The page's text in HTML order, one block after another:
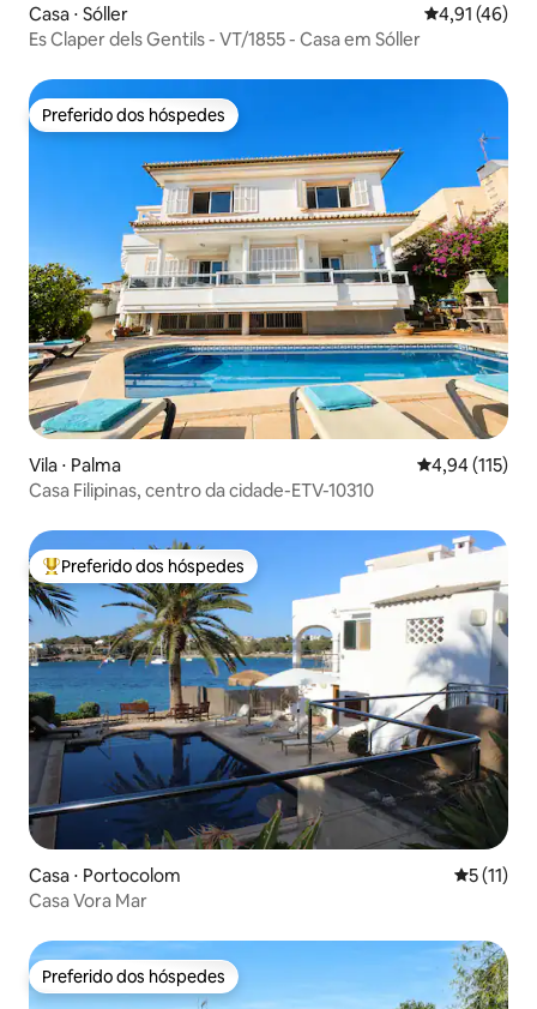
Casa ⋅ Sóller 4,91 de uma
4,91 (46)
Es Claper dels Gentils - VT/1855 - Casa em Sóller
Preferido dos hóspedes
Preferido dos hóspedes
Vila ⋅ Palma 4,94 de uma
4,94 (115)
Casa Filipinas, centro da cidade-ETV-10310
Entre os melhores preferidos dos hóspedes
Preferido dos hóspedes
Casa ⋅ Portocolom 5 de uma
5 (11)
Casa Vora Mar
Preferido dos hóspedes
Preferido dos hóspedes